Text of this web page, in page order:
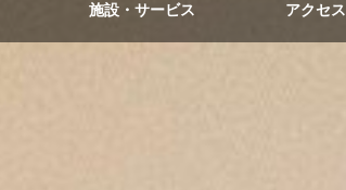
施設・サービス アクセス